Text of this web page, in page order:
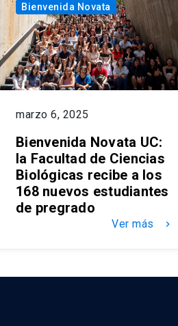
Bienvenida Novata
marzo 6, 2025
Bienvenida Novata UC:
la Facultad de Ciencias
Biológicas recibe a los
168 nuevos estudiantes
de pregrado
Ver más keyboard_arrow_right